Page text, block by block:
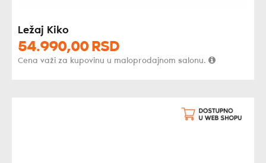
Ležaj Kiko
54.990,00 RSD
Cena važi za kupovinu u maloprodajnom salonu.